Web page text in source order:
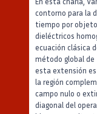
contorno para la
tiempo por
dieléctricos
ecuación clásica
método global
esta extensión
la región
campo nulo o
diagonal del